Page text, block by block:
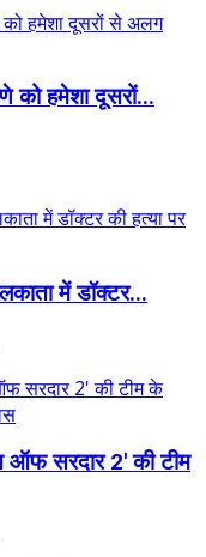
को हमेशा दूसरों...
में डॉक्टर...
सरदार 2' की टीम